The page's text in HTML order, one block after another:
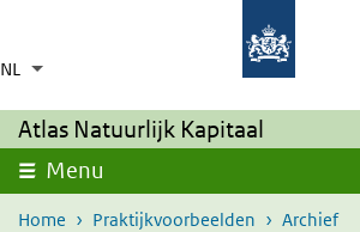
Overslaan en naar de inhoud gaan
NL Taalkeuze
Aanvullende acties weergeven
Ingeklapt
Atlas Natuurlijk Kapitaal
Menu
Home Praktijkvoorbeelden
Archief